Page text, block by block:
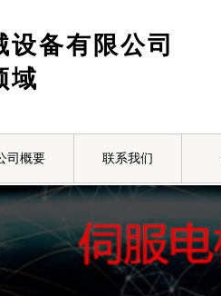
备有限公司
域
司概要 联系我们